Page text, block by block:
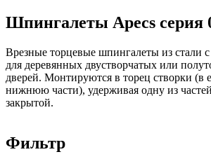
Шпингалеты Apecs серия
Врезные торцевые шпингалеты из стали
для деревянных двустворчатых или
дверей. Монтируются в торец створки (в
нижнюю части), удерживая одну из
закрытой.
Фильтр